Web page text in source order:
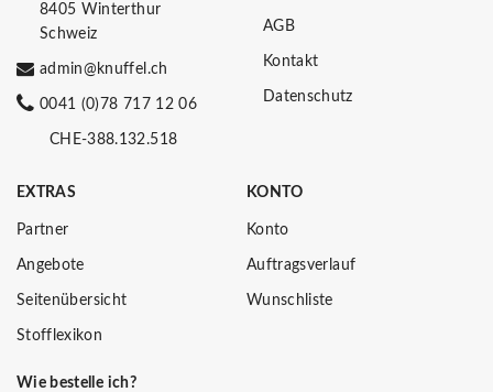
8405 Winterthur
Schweiz
admin@knuffel.ch
0041 (0)78 717 12 06
CHE-388.132.518
AGB
Kontakt
Datenschutz
EXTRAS
Partner
Angebote
Seitenübersicht
Stofflexikon
KONTO
Konto
Auftragsverlauf
Wunschliste
Wie bestelle ich?